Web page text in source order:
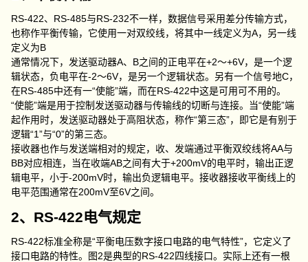
RS-422、RS-485与RS-232不一样，数据信号采用差分传输方式，
也称作平衡传输，它使用一对双绞线，将其中一线定义为A，另一线
定义为B
通常情况下，发送驱动器A、B之间的正电平在+2～+6V，是一个逻
辑状态，负电平在-2～6V，是另一个逻辑状态。另有一个信号地C，
在RS-485中还有一“使能”端，而在RS-422中这是可用可不用的。
“使能”端是用于控制发送驱动器与传输线的切断与连接。当“使能”端
起作用时，发送驱动器处于高阻状态，称作“第三态”，即它是有别于
逻辑“1”与“0”的第三态。
接收器也作与发送端相对的规定，收、发端通过平衡双绞线将AA与
BB对应相连，当在收端AB之间有大于+200mV的电平时，输出正逻
辑电平，小于-200mV时，输出负逻辑电平。接收器接收平衡线上的
电平范围通常在200mV至6V之间。
2、RS-422电气规定
RS-422标准全称是“平衡电压数字接口电路的电气特性”，它定义了
接口电路的特性。图2是典型的RS-422四线接口。实际上还有一根